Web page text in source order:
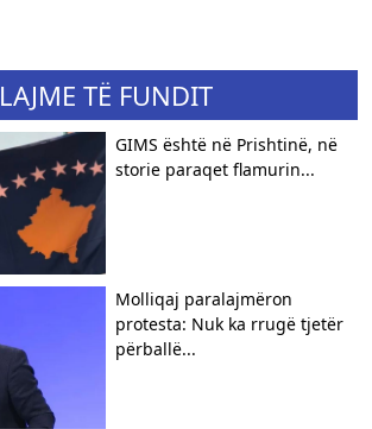
LAJME TË FUNDIT
GIMS është në Prishtinë, në
storie paraqet flamurin...
Molliqaj paralajmëron
protesta: Nuk ka rrugë tjetër
përballë...